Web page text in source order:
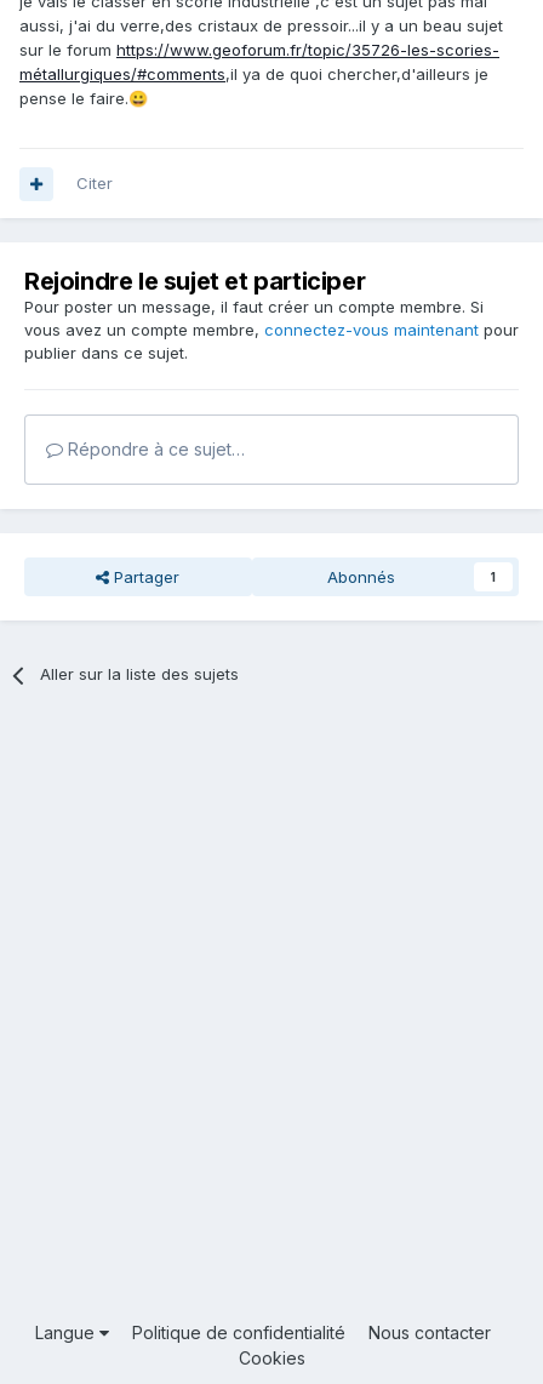
aussi, j'ai du verre,des cristaux de pressoir...il y a un beau sujet
sur le forum https://www.geoforum.fr/topic/35726-les-scories-
métallurgiques/#comments,il ya de quoi chercher,d'ailleurs je
pense le faire.😀
Citer
Rejoindre le sujet et participer
Pour poster un message, il faut créer un compte membre. Si
vous avez un compte membre, connectez-vous maintenant pour
publier dans ce sujet.
Répondre à ce sujet…
Partager Abonnés 1
Aller sur la liste des sujets
Langue Politique de confidentialité
Nous contacter
Cookies